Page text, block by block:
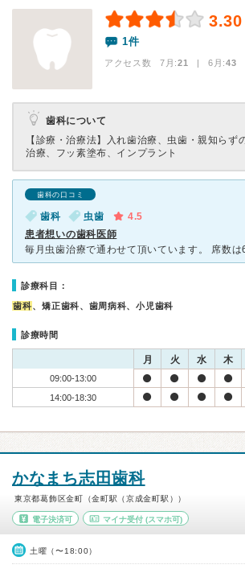
3.30
1件
アクセス数 7月:21 | 6月:43
歯科について
【診療・治療法】
入れ歯治療、虫歯・親知らず
治療、フッ素塗布、インプラント
歯科の口コミ
歯科 虫歯
4.5
患者想いの歯科医師
診療科目：
歯科、矯正歯科、歯周病科、小児歯科
診療時間
月 火 水 木
09:00-13:00
14:00-18:30
かなまち志田歯科
東京都葛飾区金町（金町駅（京成金町駅））
電子決済可 マイナ受付(スマホ可)
土曜（〜18:00）